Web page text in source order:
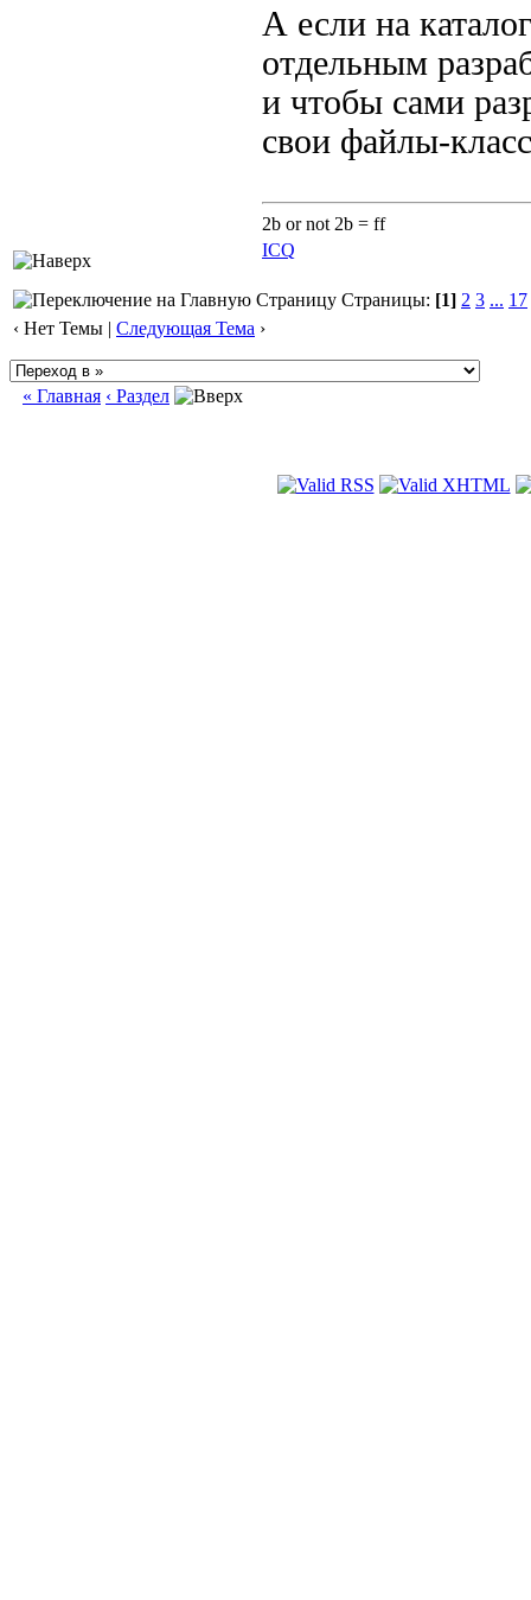
А если на
отдельным
и чтобы сами
свои файлы-
2b or not 2b = ff
ICQ
Страницы: [1] 2 3 ... 17
‹ Нет Темы | Следующая Тема ›
« Главная ‹ Раздел